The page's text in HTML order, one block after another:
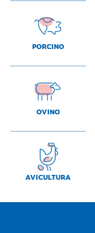
PORCINO
OVINO
AVICULTURA